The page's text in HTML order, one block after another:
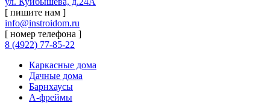
[ пишите нам ]
info@instroidom.ru
[ номер телефона ]
8 (4922) 77-85-22
Каркасные дома
Дачные дома
Барнхаусы
А-фреймы